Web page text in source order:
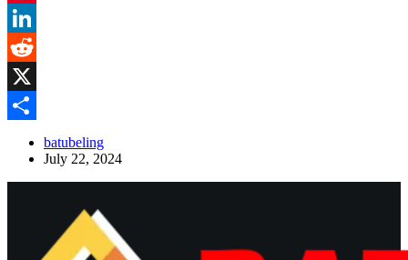
Pinterest
LinkedIn
Reddit
X
batubeling
July 22, 2024